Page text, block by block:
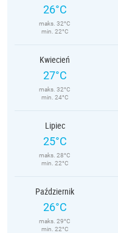
26°C
maks. 32°C
min. 22°C
Kwiecień
27°C
maks. 32°C
min. 24°C
Lipiec
25°C
maks. 28°C
min. 22°C
Październik
26°C
maks. 29°C
min. 22°C